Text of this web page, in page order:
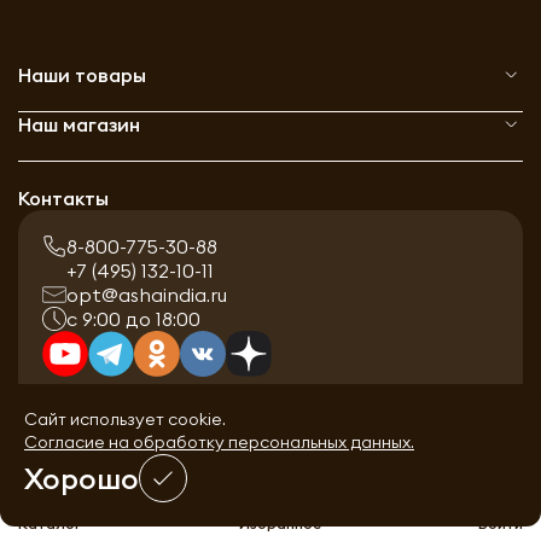
Каталог Избранное
Войти
Наши товары
Наш магазин
Контакты
8-800-775-30-88
+7 (495) 132-10-11
opt@ashaindia.ru
с 9:00 до 18:00
Сайт использует cookie.
Согласие на обработку персональных данных.
Хорошо